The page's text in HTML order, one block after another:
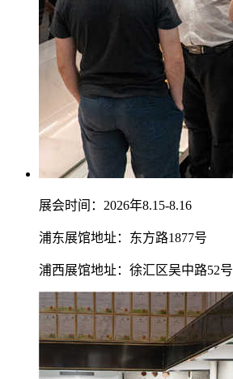
展会时间：2026年8.15-8.16
浦东展馆地址：东方路1877号
浦西展馆地址：徐汇区吴中路52号